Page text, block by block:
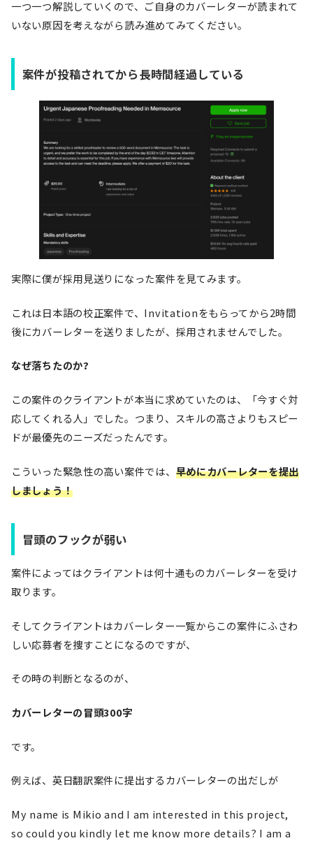
一つ一つ解説していくので、ご自身のカバーレターが読まれて
いない原因を考えながら読み進めてみてください。
案件が投稿されてから長時間経過している
実際に僕が採用見送りになった案件を見てみます。
これは日本語の校正案件で、Invitationをもらってから2時間
後にカバーレターを送りましたが、採用されませんでした。
なぜ落ちたのか?
この案件のクライアントが本当に求めていたのは、「今すぐ対
応してくれる人」でした。つまり、スキルの高さよりもスピー
ドが最優先のニーズだったんです。
こういった緊急性の高い案件では、 早めにカバーレターを提出
しましょう！
冒頭のフックが弱い
案件によってはクライアントは何十通ものカバーレターを受け
取ります。
そしてクライアントはカバーレター一覧からこの案件にふさわ
しい応募者を捜すことになるのですが、
その時の判断となるのが、
カバーレターの冒頭300字
です。
例えば、英日翻訳案件に提出するカバーレターの出だしが
My name is Mikio and I am interested in this project,
so could you kindly let me know more details? I am a